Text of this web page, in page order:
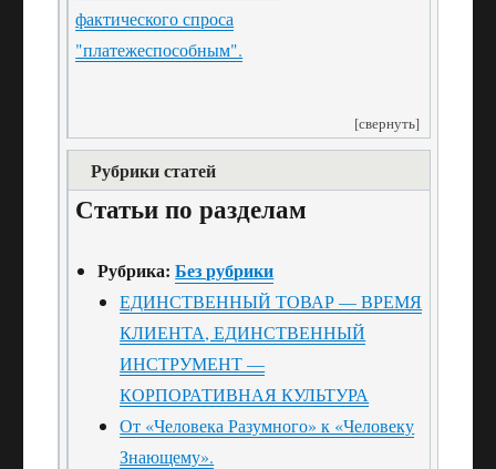
фактического спроса
"платежеспособным".
[свернуть]
Рубрики статей
Статьи по разделам
Рубрика:Без рубрики
ЕДИНСТВЕННЫЙ ТОВАР — ВРЕМЯ
КЛИЕНТА, ЕДИНСТВЕННЫЙ
ИНСТРУМЕНТ —
КОРПОРАТИВНАЯ КУЛЬТУРА
От «Человека Разумного» к «Человеку
Знающему».